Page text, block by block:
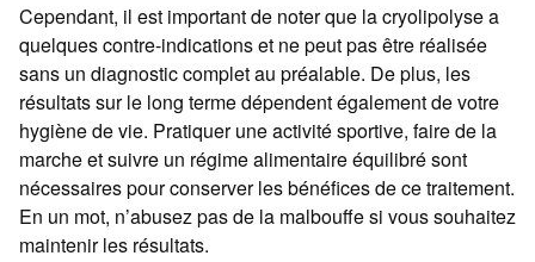
Cependant, il est important de noter que la cryolipolyse a
quelques contre-indications et ne peut pas être réalisée
sans un diagnostic complet au préalable. De plus, les
résultats sur le long terme dépendent également de votre
hygiène de vie. Pratiquer une activité sportive, faire de la
marche et suivre un régime alimentaire équilibré sont
nécessaires pour conserver les bénéfices de ce traitement.
En un mot, n’abusez pas de la malbouffe si vous souhaitez
maintenir les résultats.